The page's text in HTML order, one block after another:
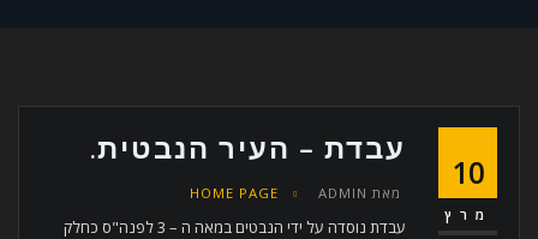
10
מרץ
עבדת – העיר הנבטית.
מאת ADMIN
HOME PAGE
עבדת נוסדה על ידי הנבטים במאה ה – 3 לפנה"ס כחלק